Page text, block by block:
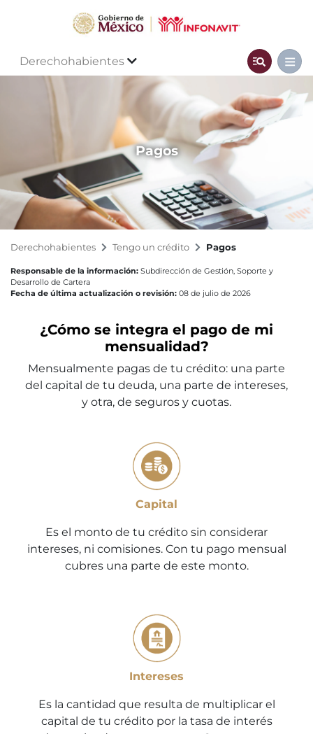
Derechohabientes
Pagos
Derechohabientes Tengo un crédito Pagos
Responsable de la información: Subdirección de Gestión, Soporte y
Desarrollo de Cartera
Fecha de última actualización o revisión: 08 de julio de 2026
¿Cómo se integra el pago de mi
mensualidad?
Mensualmente pagas de tu crédito: una parte
del capital de tu deuda, una parte de intereses,
y otra, de seguros y cuotas.
Capital
Es el monto de tu crédito sin considerar
intereses, ni comisiones. Con tu pago mensual
cubres una parte de este monto.
Intereses
Es la cantidad que resulta de multiplicar el
capital de tu crédito por la tasa de interés